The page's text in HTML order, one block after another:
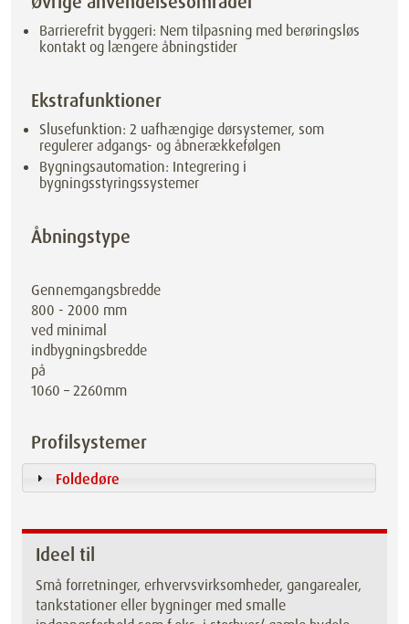
Barrierefrit byggeri: Nem tilpasning med berøringsløs
kontakt og længere åbningstider
Ekstrafunktioner
Slusefunktion: 2 uafhængige dørsystemer, som
regulerer adgangs- og åbnerækkefølgen
Bygningsautomation: Integrering i
bygningsstyringssystemer
Åbningstype
Gennemgangsbredde
800 - 2000 mm
ved minimal
indbygningsbredde
på
1060 – 2260mm
Profilsystemer
Foldedøre
Ideel til
Små forretninger, erhvervsvirksomheder, gangarealer,
tankstationer eller bygninger med smalle